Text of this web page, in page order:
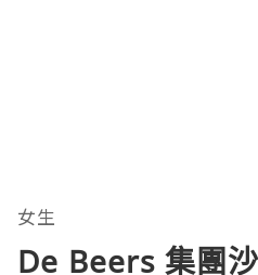
女生
De Beers 集團